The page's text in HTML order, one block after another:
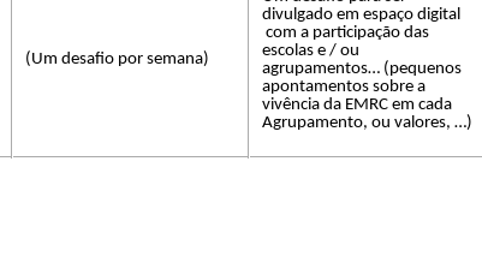
(Um desafio por semana)
divulgado​​ em​​ espaço digital​​
com a​​ participação das
escolas e​​ /​​ ou
agrupamentos…​​ (pequenos
apontamentos sobre a
vivência da EMRC em cada
Agrupamento, ou valores,​​ …)